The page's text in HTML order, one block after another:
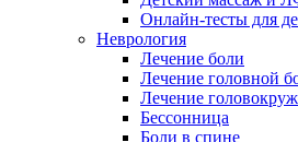
Онлайн-тесты для
Неврология
Лечение боли
Лечение головной
Лечение
Бессонница
Боли в спине